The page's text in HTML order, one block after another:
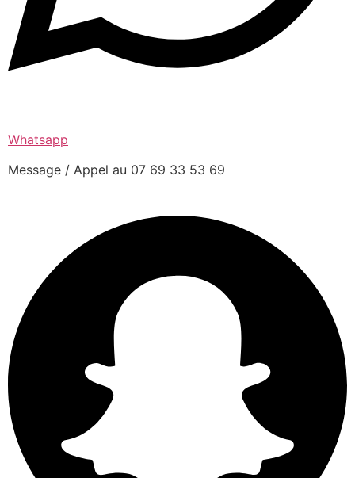
Whatsapp
Message / Appel au 07 69 33 53 69